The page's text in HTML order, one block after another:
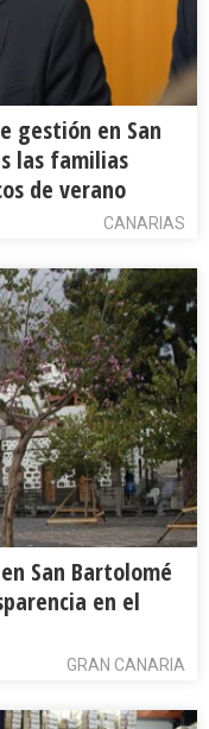
gestión en San
las familias
de verano
CANARIAS
San Bartolomé
en el
GRAN CANARIA